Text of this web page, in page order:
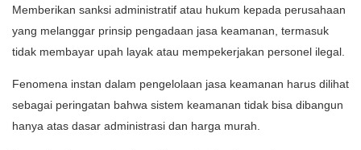
Memberikan sanksi administratif atau hukum kepada perusahaan
yang melanggar prinsip pengadaan jasa keamanan, termasuk
tidak membayar upah layak atau mempekerjakan personel ilegal.
Fenomena instan dalam pengelolaan jasa keamanan harus dilihat
sebagai peringatan bahwa sistem keamanan tidak bisa dibangun
hanya atas dasar administrasi dan harga murah.